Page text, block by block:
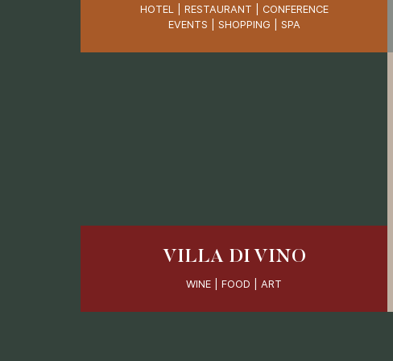
HOTEL | RESTAURANT | CONFERENCE
EVENTS | SHOPPING | SPA
VILLA DI VINO
WINE | FOOD | ART